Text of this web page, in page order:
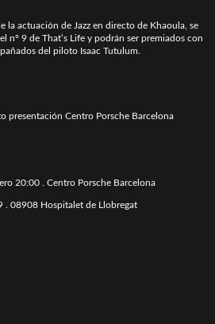
la actuación de Jazz en directo de Khaoula, se
nº 9 de That’s Life y podrán ser premiados con
del piloto Isaac Tutulum.
20:00 . Centro Porsche Barcelona
. 08908 Hospitalet de Llobregat